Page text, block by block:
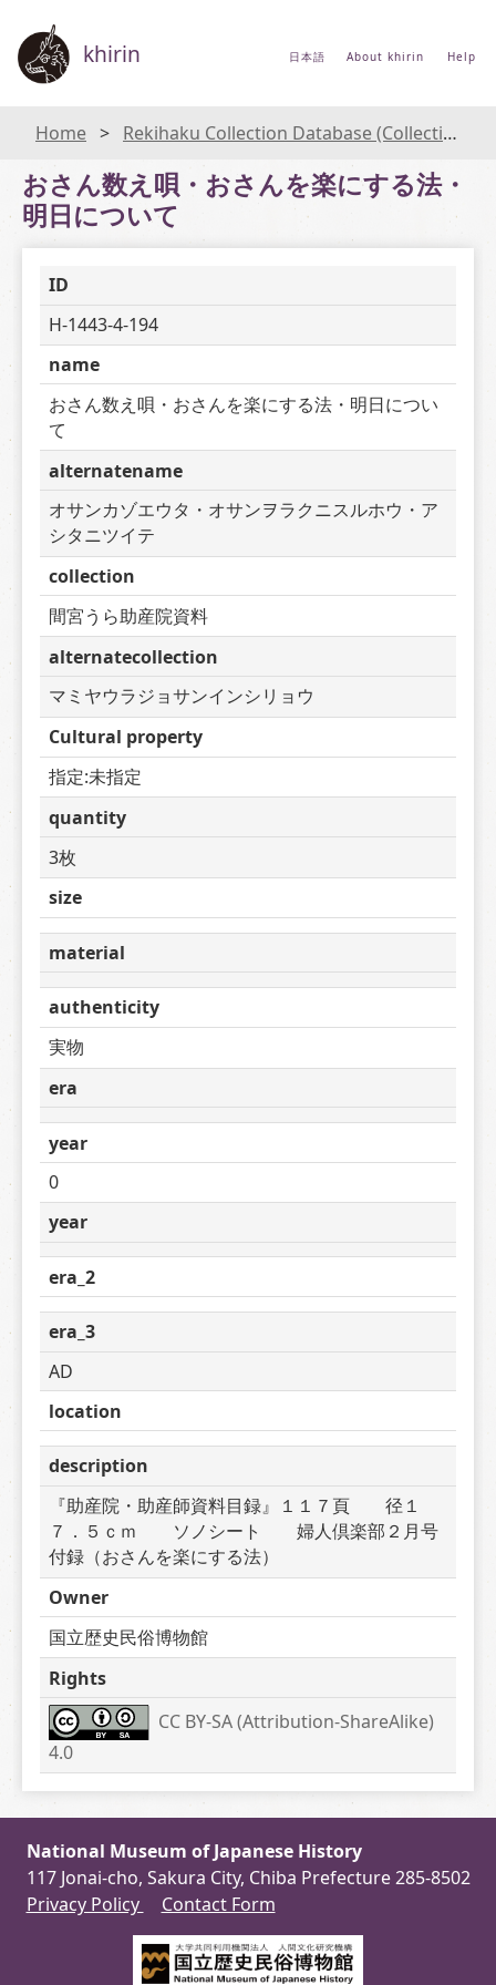
khirin 日本語 About khirin Help
Home Rekihaku Collection Database (Collections Database of the National Museum of Japanese History)
おさん数え唄・おさんを楽にする法・
明日について
ID
H-1443-4-194
name
おさん数え唄・おさんを楽にする法・明日につい
て
alternatename
オサンカゾエウタ・オサンヲラクニスルホウ・ア
シタニツイテ
collection
間宮うら助産院資料
alternatecollection
マミヤウラジョサンインシリョウ
Cultural property
指定:未指定
quantity
3枚
size
material
authenticity
実物
era
year
0
year
era_2
era_3
AD
location
description
『助産院・助産師資料目録』１１７頁　　径１
７．５ｃｍ　　ソノシート　　婦人倶楽部２月号
付録（おさんを楽にする法）
Owner
国立歴史民俗博物館
Rights
CC BY-SA (Attribution-ShareAlike)
4.0
National Museum of Japanese History
117 Jonai-cho, Sakura City, Chiba Prefecture 285-8502
Privacy Policy
Contact Form